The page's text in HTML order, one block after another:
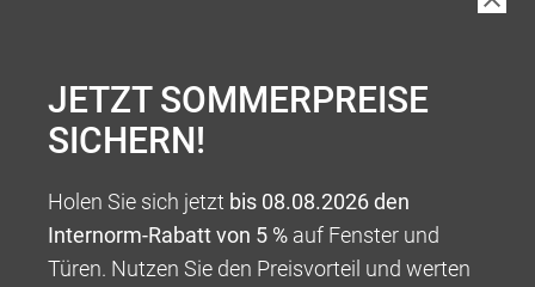
JETZT SOMMERPREISE
SICHERN!
Holen Sie sich jetzt bis 08.08.2026 den
Internorm-Rabatt von 5 % auf Fenster und
Türen. Nutzen Sie den Preisvorteil und werten